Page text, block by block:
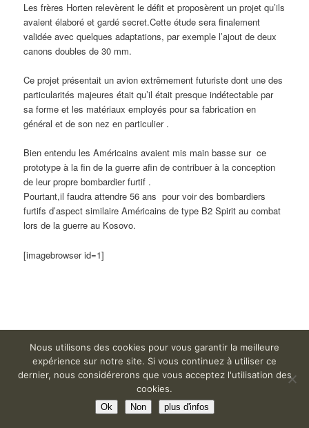
Les frères Horten relevèrent le défit et proposèrent un projet qu’ils
avaient élaboré et gardé secret.Cette étude sera finalement
validée avec quelques adaptations, par exemple l’ajout de deux
canons doubles de 30 mm.
Ce projet présentait un avion extrêmement futuriste dont une des
particularités majeures était qu’il était presque indétectable par
sa forme et les matériaux employés pour sa fabrication en
général et de son nez en particulier .
Bien entendu les Américains avaient mis main basse sur ce
prototype à la fin de la guerre afin de contribuer à la conception
de leur propre bombardier furtif .
Pourtant,il faudra attendre 56 ans pour voir des bombardiers
furtifs d’aspect similaire Américains de type B2 Spirit au combat
lors de la guerre au Kosovo.
[imagebrowser id=1]
Nous utilisons des cookies pour vous garantir la meilleure
expérience sur notre site. Si vous continuez à utiliser ce
dernier, nous considérerons que vous acceptez l'utilisation des
cookies.
Ok Non plus d'infos